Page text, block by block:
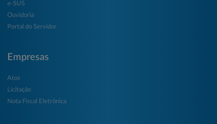
e-SUS
Ouvidoria
Portal do Servidor
Empresas
Atos
Licitação
Nota Fiscal Eletrônica